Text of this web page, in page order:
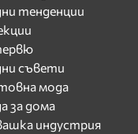
тенденции
съвети
мода
за дома
индустрия